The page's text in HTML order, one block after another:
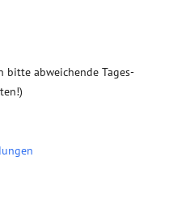
bitte abweichende Tages-